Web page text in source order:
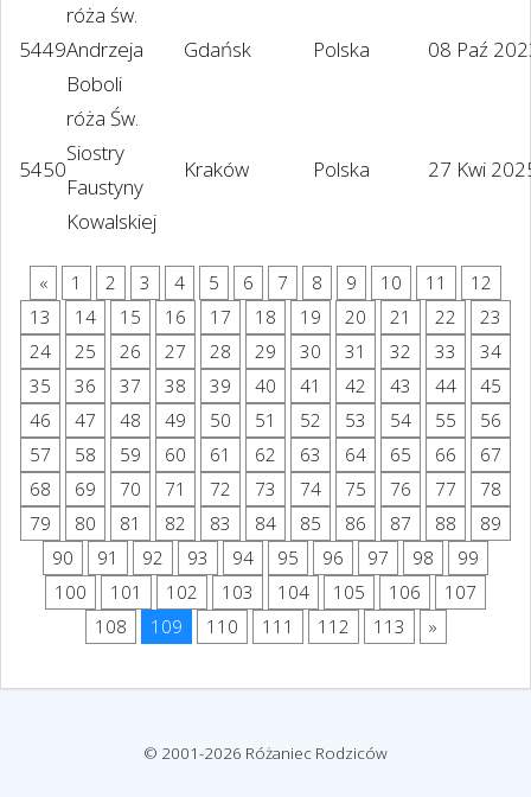
5449
róża św.
Andrzeja
Boboli
Gdańsk Polska 08 Paź
5450
róża Św.
Siostry
Faustyny
Kowalskiej
Kraków Polska 27 Kwi
« 1 2 3 4 5 6 7 8 9 10 11
12
13
14 15 16 17 18 19 20 21 22
23
24
25 26 27 28 29 30 31 32 33
34
35
36 37 38 39 40 41 42 43 44
45
46
47 48 49 50 51 52 53 54 55
56
57
58 59 60 61 62 63 64 65 66
67
68
69 70 71 72 73 74 75 76 77
78
79
80 81 82 83 84 85 86 87 88
89
90
91 92 93 94 95 96 97 98
99
100
101 102 103 104 105 106
107
108
109 110 111 112 113 »
© 2001-2026 Różaniec Rodziców